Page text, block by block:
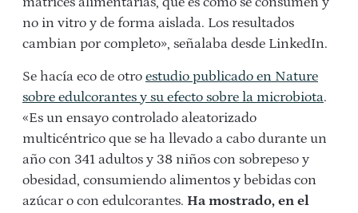
no in vitro y de forma aislada. Los resultados
cambian por completo», señalaba desde LinkedIn.
Se hacía eco de otro estudio publicado en Nature
sobre edulcorantes y su efecto sobre la microbiota.
«Es un ensayo controlado aleatorizado
multicéntrico que se ha llevado a cabo durante un
año con 341 adultos y 38 niños con sobrepeso y
obesidad, consumiendo alimentos y bebidas con
azúcar o con edulcorantes. Ha mostrado, en el